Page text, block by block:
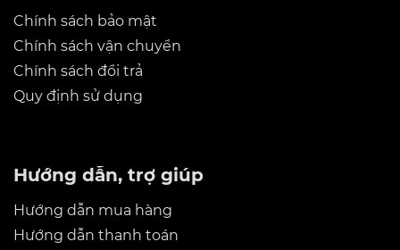
Chính sách bảo mật
Chính sách vận chuyển
Chính sách đổi trả
Quy định sử dụng
Hướng dẫn, trợ giúp
Hướng dẫn mua hàng
Hướng dẫn thanh toán